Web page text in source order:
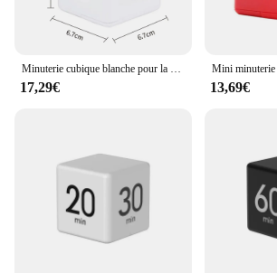
17,29€ 13,69€